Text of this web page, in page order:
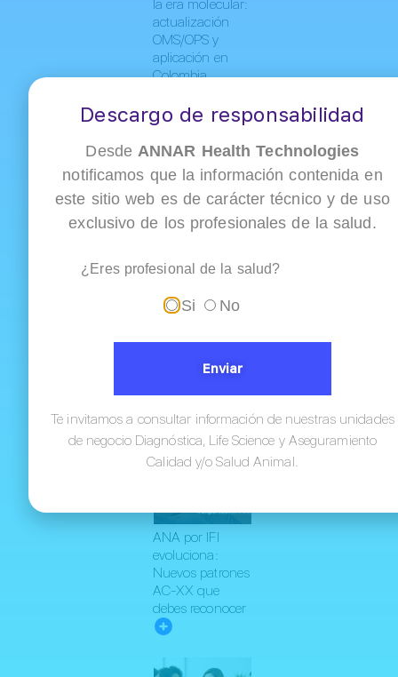
la era molecular:
actualización
OMS/OPS y
aplicación en
Colombia
Dímero D en
tromboembólica
interpretar su...
ANA por IFI
evoluciona:
Nuevos patrones
AC-XX que
debes reconocer
todas
Descargo de responsabilidad
DesdeANNAR Health Technologies
notificamos que la información contenida en
este sitio web es de carácter técnico y de uso
exclusivo de los profesionales de la salud.
¿Eres profesional de la salud?
Si No
Enviar
Te invitamos a consultar información de nuestras unidades
de negocio Diagnóstica, Life Science y Aseguramiento
Calidad y/o Salud Animal.